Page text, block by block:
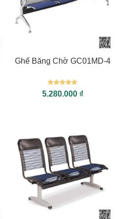
Ghế Băng Chờ GC01MD-4
Được xếp
hạng55
5.280.000 ₫